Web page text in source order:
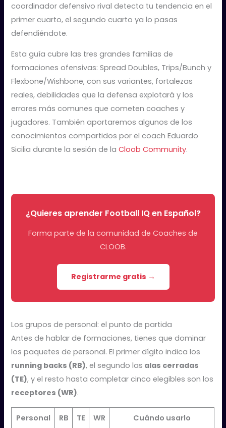
coordinador defensivo rival detecta tu tendencia en el
primer cuarto, el segundo cuarto ya lo pasas
defendiéndote.
Esta guía cubre las tres grandes familias de
formaciones ofensivas: Spread Doubles, Trips/Bunch y
Flexbone/Wishbone, con sus variantes, fortalezas
reales, debilidades que la defensa explotará y los
errores más comunes que cometen coaches y
jugadores. También aportaremos algunos de los
conocimientos compartidos por el coach Eduardo
Sicilia durante la sesión de laCloob Community.
¿Quieres aprender Football IQ en Español?
Forma parte de la comunidad de Coaches de
CLOOB.
Registrarme gratis →
Los grupos de personal: el punto de partida
Antes de hablar de formaciones, tienes que dominar
los paquetes de personal. El primer dígito indica los
running backs (RB), el segundo las alas cerradas
(TE), y el resto hasta completar cinco elegibles son los
receptores (WR).
Personal RB TE WR Cuándo usarlo